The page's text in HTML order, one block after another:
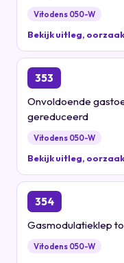
Vitodens 050-W
Bekijk uitleg,
353
Onvoldoende
gereduceerd
Vitodens 050-W
Bekijk uitleg,
354
Gasmodulatieklep
Vitodens 050-W